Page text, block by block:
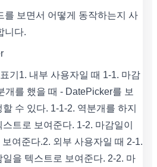
를 보면서 어떻게 동작하는지 사
니다.
기 1. 내부 사용자일 때 1-1. 마감
개를 했을 때 - DatePicker를 보
수 있다. 1-1-2. 역분개를 하지
트로 보여준다. 1-2. 마감일이
여준다. 2. 외부 사용자일 때 2-1.
을 텍스트로 보여준다. 2-2. 마